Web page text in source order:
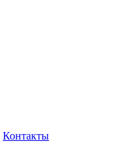
Контакты